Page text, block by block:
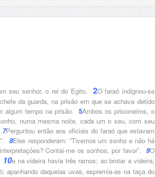
seu senhor, o rei do Egito. 2O faraó indignou-se
da guarda, na prisão em que se achava detido
algum tempo na prisão. 5Ambos os prisioneiros, o
numa mesma noite, cada um o seu, com seu
7Perguntou então aos oficiais do faraó que estavam
8Eles responderam: “Tivemos um sonho e não há
Contai-me os sonhos, por favor”. 9O
10e na videira havia três ramos; ao brotar a videira,
apanhando daquelas uvas, espremia-as na taça do